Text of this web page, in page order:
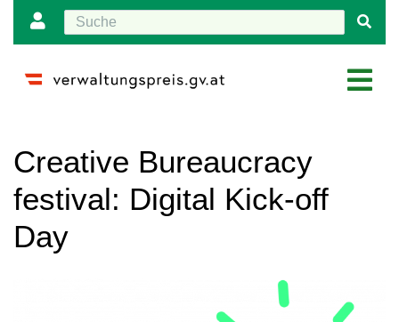
Creative Bureaucracy
festival: Digital Kick-off
Day